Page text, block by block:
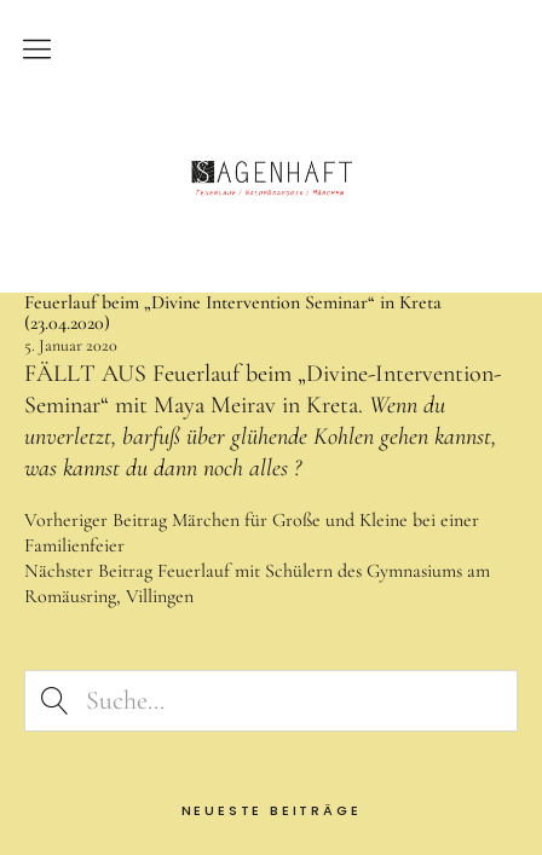
Märchen
Ort und Zeit
Alles hat seinen Preis
Der Erzähler
Feuerlauf
Feuerlauf
Faszination und Wirkung
Feuerlauf-Seminar
Feuerlauftrainer – Über mich
Feuerlauf beim „Divine Intervention Seminar“ in Kreta
(23.04.2020)
5. Januar 2020
FÄLLT AUS Feuerlauf beim „Divine-Intervention-
Seminar“ mit Maya Meirav in Kreta. Wenn du
unverletzt, barfuß über glühende Kohlen gehen kannst,
was kannst du dann noch alles ?
Vorheriger Beitrag Märchen für Große und Kleine bei einer
Familienfeier
Nächster Beitrag Feuerlauf mit Schülern des Gymnasiums am
Romäusring, Villingen
NEUESTE BEITRÄGE